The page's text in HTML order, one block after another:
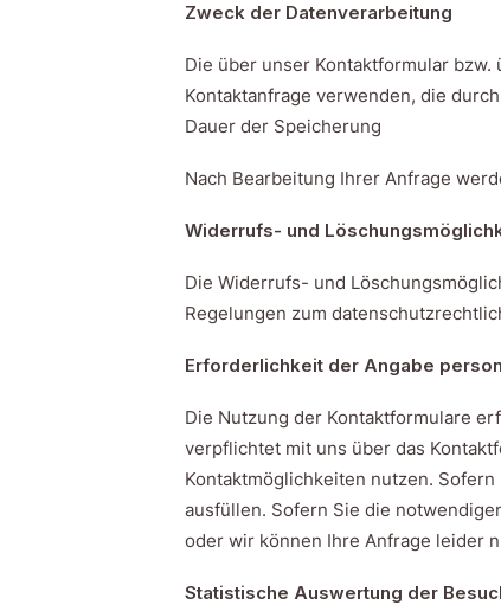
Zweck der Datenverarbeitung
Die über unser Kontaktformular
Kontaktanfrage verwenden, die
Dauer der Speicherung
Nach Bearbeitung Ihrer Anfrage
Widerrufs- und
Die Widerrufs- und
Regelungen zum
Erforderlichkeit der Angabe
Die Nutzung der Kontaktformulare
verpflichtet mit uns über das
Kontaktmöglichkeiten nutzen.
ausfüllen. Sofern Sie die
oder wir können Ihre Anfrage leider
Statistische Auswertung der